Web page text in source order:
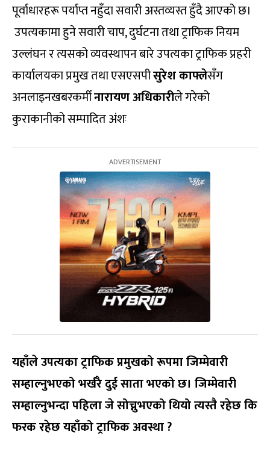
पूर्वाधारहरू पर्याप्त नहुँदा सवारी अस्तव्यस्त हुँदै आएको छ।
उपत्यकामा हुने सवारी चाप, दुर्घटना तथा ट्राफिक नियम
उल्लंघन र त्यसको व्यवस्थापन बारे उपत्यका ट्राफिक प्रहरी
कार्यालयका प्रमुख तथा एसएसपीसुरेश काफ्लेसँग
अनलाइनखबरकर्मीनारायण अधिकारीले गरेको
कुराकानीको सम्पादित अंशः
यहाँले उपत्यका ट्राफिक प्रमुखको रूपमा जिम्मेवारी
सम्हाल्नुभएको भर्खरै दुई साता भएको छ। जिम्मेवारी
सम्हाल्नुभन्दा पहिला जे सोच्नुभएको थियो त्यस्तै रहेछ कि
फरक रहेछ यहाँको ट्राफिक अवस्था?